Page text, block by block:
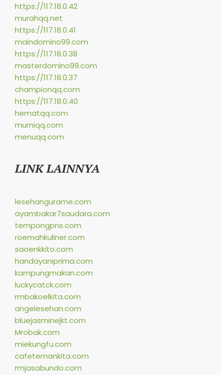
https://117.18.0.42
murahqq.net
https://117.18.0.41
maindomino99.com
https://117.18.0.38
masterdomino99.com
https://117.18.0.37
championqq.com
https://117.18.0.40
hematqq.com
murniqq.com
menuqq.com
LINK LAINNYA
lesehangurame.com
ayambakar7saudara.com
tempongpns.com
roemahkuliner.com
saoenkkito.com
handayaniprima.com
kampungmakan.com
luckycatck.com
rmbakoelkita.com
angelesehan.com
bluejasminejkt.com
Mrobak.com
miekungfu.com
cafetemankita.com
rmjasabundo.com